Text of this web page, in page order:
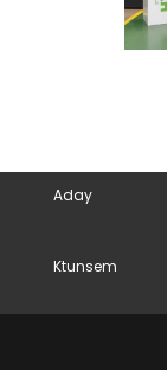
Aday
Ktunsem